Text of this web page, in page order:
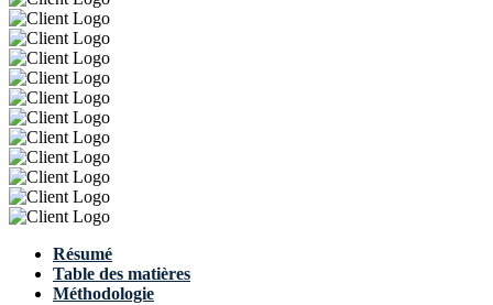
Résumé
Table des matières
Méthodologie